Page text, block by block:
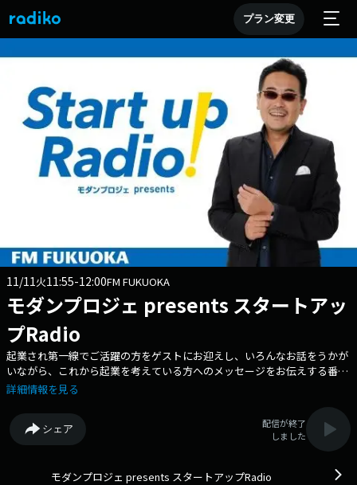
プラン変更
11/11火11:55-12:00FM FUKUOKA
モダンプロジェ presents スタートアッ
プRadio
起業され第一線でご活躍の方をゲストにお迎えし、いろんなお話をうかが
いながら、これから起業を考えている方へのメッセージをお伝えする番
組。 毎週あるキーワードに沿って起業の「きっかけ」「成功・失敗談」
https://fmfukuoka.co.jp/program/startup/ メールアドレス：
startup@fmfukuoka.jp メッセージフォーム：
https://fmfukuoka.co.jp/message/?program_id=24
詳細情報を見る
シェア
配信が終了
しました
モダンプロジェ presents スタートアップRadio